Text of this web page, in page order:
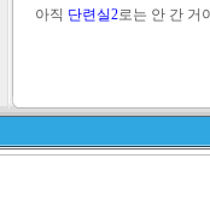
아직 단련실2로는 안 간 거